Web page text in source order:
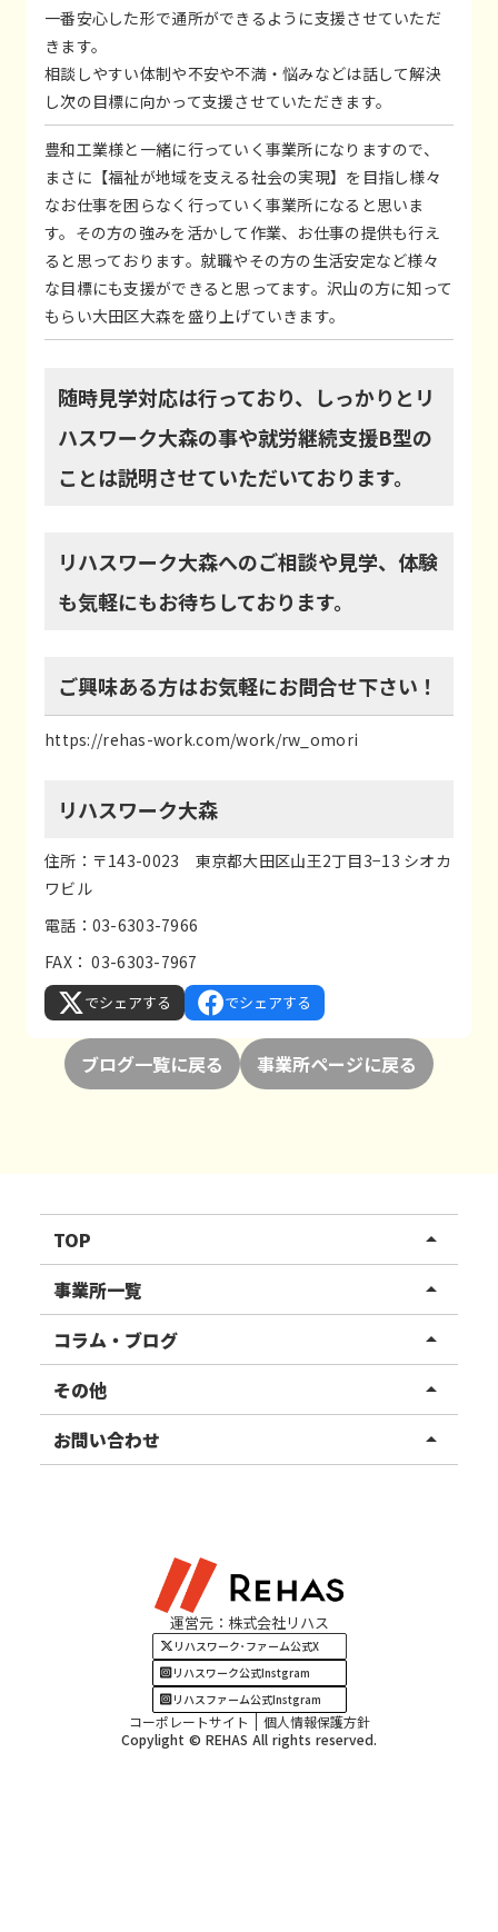
一番安心した形で通所ができるように支援させていただ
きます。
相談しやすい体制や不安や不満・悩みなどは話して解決
し次の目標に向かって支援させていただきます。
豊和工業様と一緒に行っていく事業所になりますので、
まさに【福祉が地域を支える社会の実現】を目指し様々
なお仕事を困らなく行っていく事業所になると思いま
す。その方の強みを活かして作業、お仕事の提供も行え
ると思っております。就職やその方の生活安定など様々
な目標にも支援ができると思ってます。沢山の方に知って
もらい大田区大森を盛り上げていきます。
随時見学対応は行っており、しっかりとリ
ハスワーク大森の事や就労継続支援B型の
ことは説明させていただいております。
リハスワーク大森へのご相談や見学、体験
も気軽にもお待ちしております。
ご興味ある方はお気軽にお問合せ下さい！
https://rehas-work.com/work/rw_omori
リハスワーク大森
住所：〒143-0023 東京都大田区山王2丁目3−13 シオカ
ワビル
電話：03-6303-7966
FAX： 03-6303-7967
でシェアする でシェアする
ブログ一覧に戻る 事業所ページに戻る
TOP arrow_drop_up
リハスワーク
リハスファーム
事業所一覧 arrow_drop_up
関東エリア
東北エリア
甲信越エリア
四国・九州エリア
コラム・ブログ arrow_drop_up
事業所ブログ
ご利用者様の声
その他 arrow_drop_up
お知らせ
お問い合わせ arrow_drop_up
運営元：株式会社リハス
リハスワーク･ファーム公式X
リハスワーク公式Instgram
リハスファーム公式Instgram
コーポレートサイト
個人情報保護方針
Copylight © REHAS All rights reserved.